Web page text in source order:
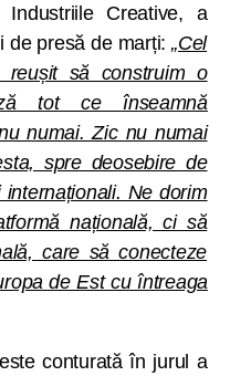
Industriile Creative, a
de presă de marți:„Cel
să construim o
tot ce înseamnă
numai. Zic nu numai
spre deosebire de
Ne dorim
națională, ci să
care să conecteze
de Est cu întreaga
conturată în jurul a